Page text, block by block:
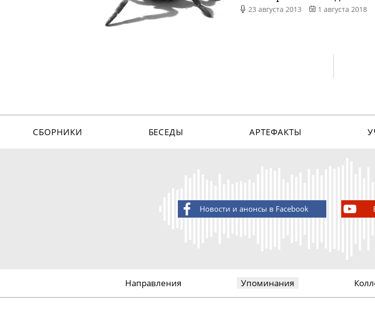
23 августа 2013 1 августа 2018
СБОРНИКИ БЕСЕДЫ АРТЕФАКТЫ
Новости и анонсы в Facebook
Направления Упоминания